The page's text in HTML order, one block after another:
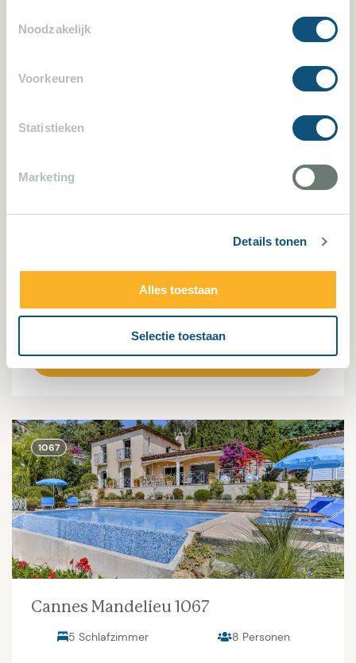
Noodzakelijk
Voorkeuren
Statistieken
Marketing
Details tonen
Alles toestaan
Selectie toestaan
6 Schlafzimmer
Villa bekijken
1067
Cannes Mandelieu 1067
5 Schlafzimmer 8 Personen